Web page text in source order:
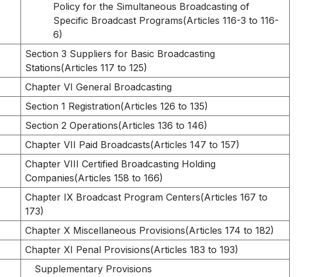
Policy for the Simultaneous Broadcasting of
Specific Broadcast Programs(Articles 116-3 to 116-
6)
Section 3 Suppliers for Basic Broadcasting
Stations(Articles 117 to 125)
Chapter VI General Broadcasting
Section 1 Registration(Articles 126 to 135)
Section 2 Operations(Articles 136 to 146)
Chapter VII Paid Broadcasts(Articles 147 to 157)
Chapter VIII Certified Broadcasting Holding
Companies(Articles 158 to 166)
Chapter IX Broadcast Program Centers(Articles 167 to
173)
Chapter X Miscellaneous Provisions(Articles 174 to 182)
Chapter XI Penal Provisions(Articles 183 to 193)
Supplementary Provisions